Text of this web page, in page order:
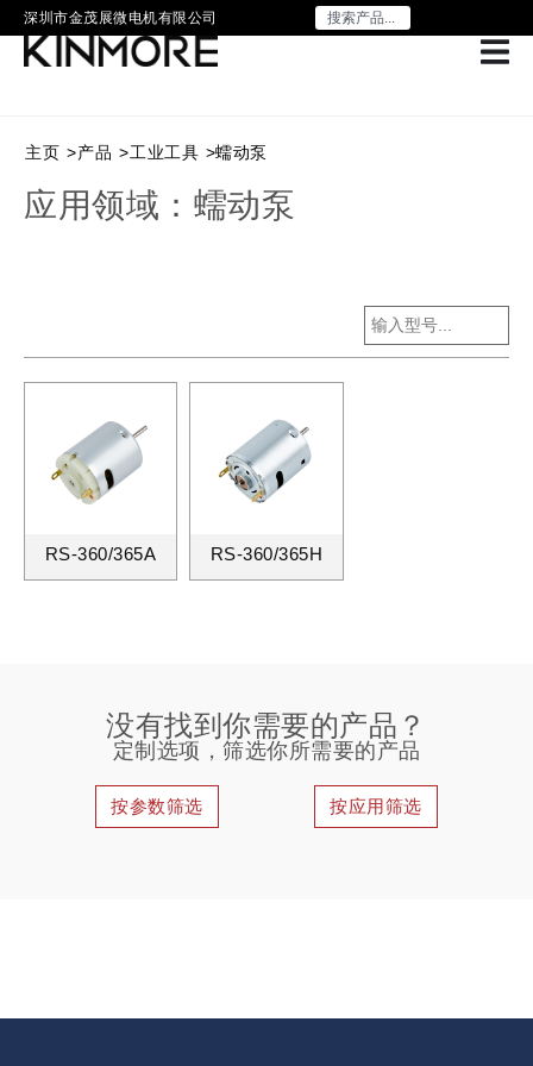
深圳市金茂展微电机有限公司
主页 >产品 >工业工具 >蠕动泵
应用领域：蠕动泵
RS-360/365A RS-360/365H
没有找到你需要的产品？
定制选项，筛选你所需要的产品
按参数筛选 按应用筛选